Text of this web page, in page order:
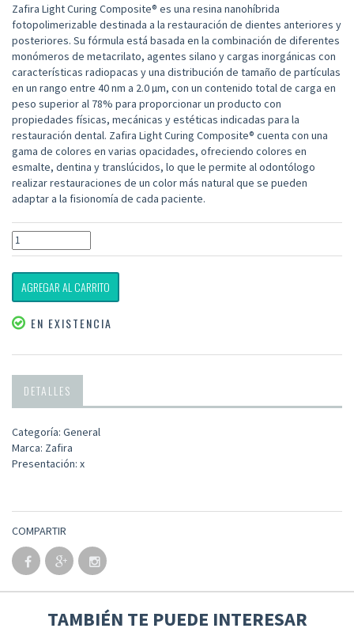
Zafira Light Curing Composite® es una resina nanohíbrida
fotopolimerizable destinada a la restauración de dientes anteriores y
posteriores. Su fórmula está basada en la combinación de diferentes
monómeros de metacrilato, agentes silano y cargas inorgánicas con
características radiopacas y una distribución de tamaño de partículas
en un rango entre 40 nm a 2.0 µm, con un contenido total de carga en
peso superior al 78% para proporcionar un producto con
propiedades físicas, mecánicas y estéticas indicadas para la
restauración dental. Zafira Light Curing Composite® cuenta con una
gama de colores en varias opacidades, ofreciendo colores en
esmalte, dentina y translúcidos, lo que le permite al odontólogo
realizar restauraciones de un color más natural que se pueden
adaptar a la fisionomía de cada paciente.
AGREGAR AL CARRITO
EN EXISTENCIA
DETALLES
Categoría: General
Marca: Zafira
Presentación: x
COMPARTIR
TAMBIÉN TE PUEDE INTERESAR